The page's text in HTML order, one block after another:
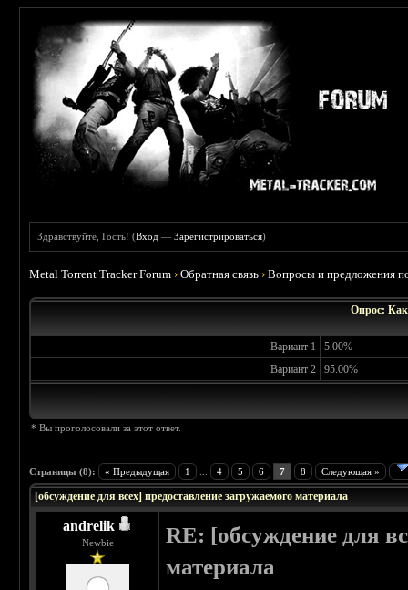
Здравствуйте, Гость! (Вход —Зарегистрироваться)
Metal Torrent Tracker Forum ›Обратная связь ›Вопросы и предложения
Опрос:
Вариант 1
5.00%
Вариант 2
95.00%
* Вы проголосовали за этот ответ.
Страницы (8): « Предыдущая 1 4 5 6 7 8 Следующая »
[обсуждение для всех] предоставление загружаемого материала
andrelik
Newbie
RE: [обсуждение для
материала